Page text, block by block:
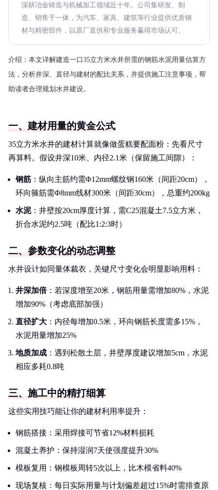
深耕冶金铸造与机械加工领域近十年。公司集研发、制
造、销售于一体，为汽车、家具、建筑等行业提供优质钢
材与精密部件，以原厂直供和专业服务赢得市场认可。
介绍： 本文详解建造一口35立方米水井所需的钢筋水泥用量估算方
法，分析井深、直径与建材的配比关系，并提供施工注意事项，帮
助读者合理规划水井建设。
一、建材用量的黄金公式
35立方米水井的建材计算就像做蛋糕要配面粉：先看尺寸
再算料。假设井深10米、内径2.1米（保留施工间隙）：
钢筋 ：纵向主筋约需Φ12mm螺纹钢160米（间距20cm），
环向箍筋需Φ8mm线材300米（间距30cm），总重约200kg
水泥：井壁按20cm厚度计算，需C25混凝土7.5立方米，
折合水泥约2.5吨（配比1:2:3时）
二、参数变化的动态调整
水井设计如同量体裁衣，关键尺寸变化会明显影响用料：
井深加倍：若深度增至20米，钢筋用量需增加80%，水泥
增加90%（考虑底部加强）
直径扩大 ：内径每增加0.5米，环向钢筋长度需多15%，
水泥用量增加25%
地质加成 ：遇到松散土层，井壁厚度建议增加5cm，水泥
相应多耗0.8吨
三、施工中的精打细算
这些实用技巧能让你的建材利用率提升：
钢筋搭接：采用焊接可节省12%材料损耗
混凝土养护：保持湿润7天使强度提升30%
模板复用：钢模板周转5次以上，比木模省料40%
现场复核：每日实际用量与计划偏差超过15%时需排查原